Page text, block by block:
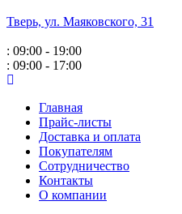
Тверь, ул. Маяковского, 31
: 09:00 - 19:00
: 09:00 - 17:00
Главная
Прайс-листы
Доставка и оплата
Покупателям
Сотрудничество
Контакты
О компании